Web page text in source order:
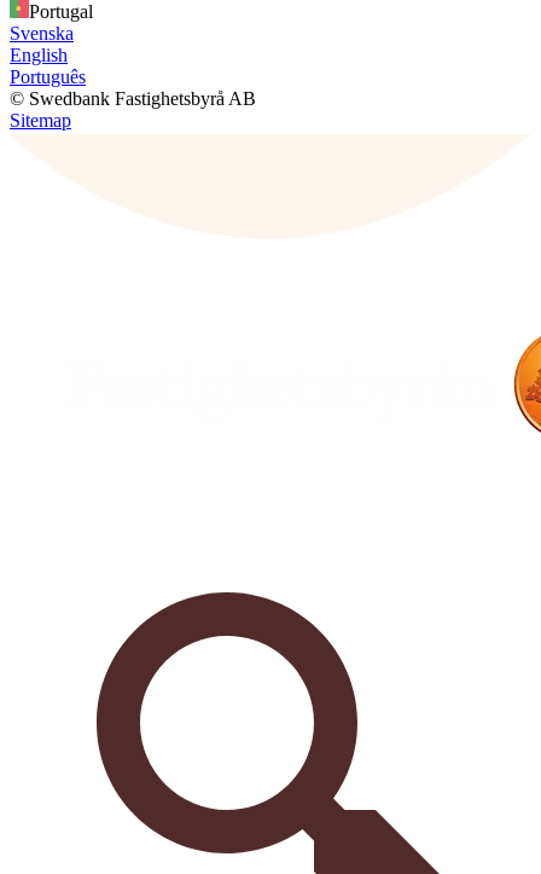
Portugal
Svenska
English
Português
© Swedbank Fastighetsbyrå AB
Sitemap